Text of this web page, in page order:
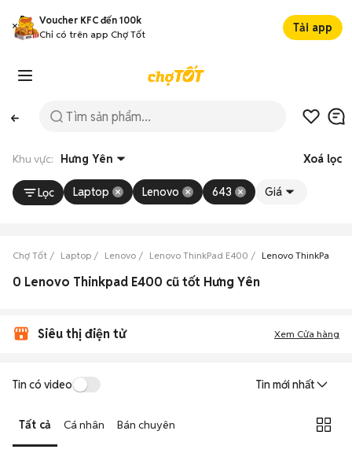
Voucher KFC đến 100k
Chỉ có trên app Chợ Tốt
Tải app
Khu vực: Hưng Yên Xoá lọc
Lọc Laptop Lenovo 643 Giá
Chợ Tốt Laptop Lenovo Lenovo ThinkPad E400 Lenovo ThinkPad
0 Lenovo Thinkpad E400 cũ tốt Hưng Yên
Siêu thị điện tử Xem Cửa hàng
Tin có video Tin mới nhất
Tất cả Cá nhân Bán chuyên